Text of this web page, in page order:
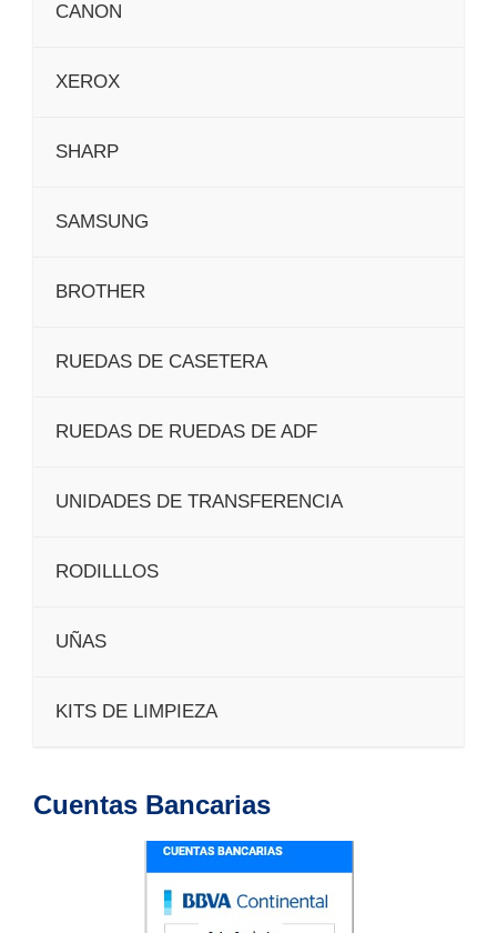
CANON
XEROX
SHARP
SAMSUNG
BROTHER
RUEDAS DE CASETERA
RUEDAS DE RUEDAS DE ADF
UNIDADES DE TRANSFERENCIA
RODILLLOS
UÑAS
KITS DE LIMPIEZA
Cuentas Bancarias